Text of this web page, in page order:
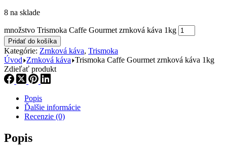
8 na sklade
množstvo Trismoka Caffe Gourmet zrnková káva 1kg
Pridať do košíka
Kategórie: Zrnková káva, Trismoka
Úvod Zrnková káva Trismoka Caffe Gourmet zrnková káva 1kg
Zdieľať produkt
Popis
Ďalšie informácie
Recenzie (0)
Popis